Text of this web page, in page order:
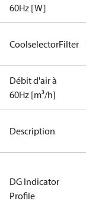
60Hz [W]
CoolselectorFilter
Débit d'air à
60Hz [m³/h]
Description
DG Indicator
Profile